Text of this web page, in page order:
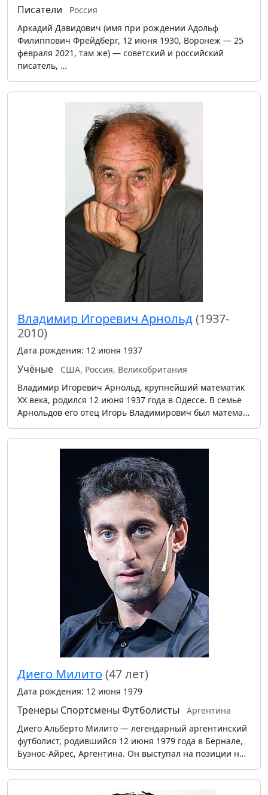
Писатели
Россия
Аркадий Давидович (имя при рождении Адольф
Филиппович Фрейдберг, 12 июня 1930, Воронеж — 25
февраля 2021, там же) — советский и российский
писатель, …
Владимир Игоревич Арнольд(1937-
2010)
Дата рождения: 12 июня 1937
Учёные
США, Россия, Великобритания
Владимир Игоревич Арнольд, крупнейший математик
XX века, родился 12 июня 1937 года в Одессе. В семье
Арнольдов его отец Игорь Владимирович был матема…
Диего Милито (47 лет)
Дата рождения: 12 июня 1979
Тренеры Спортсмены Футболисты
Аргентина
Диего Альберто Милито — легендарный аргентинский
футболист, родившийся 12 июня 1979 года в Бернале,
Буэнос-Айрес, Аргентина. Он выступал на позиции н…